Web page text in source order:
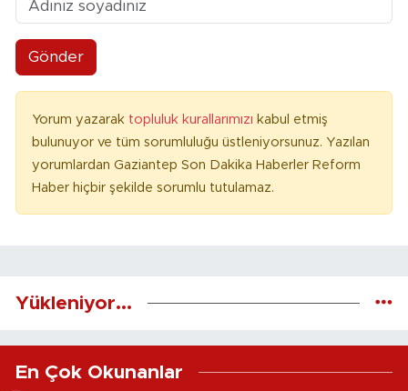
Gönder
Yorum yazarak topluluk kurallarımızı kabul etmiş
bulunuyor ve tüm sorumluluğu üstleniyorsunuz. Yazılan
yorumlardan Gaziantep Son Dakika Haberler Reform
Haber hiçbir şekilde sorumlu tutulamaz.
Yükleniyor...
En Çok Okunanlar